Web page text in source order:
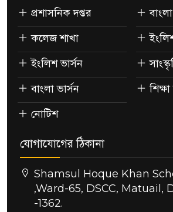
প্রশাসনিক দপ্তর
কলেজ শাখা
ইংলিশ ভার্সন
বাংলা ভার্সন
নোটিশ
যোগাযোগের ঠিকানা
Shamsul Hoque Khan
,Ward-65, DSCC, Matuail,
-1362.